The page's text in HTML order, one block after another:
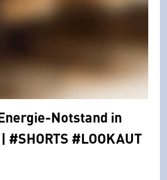
Notstand in
#LOOKAUT